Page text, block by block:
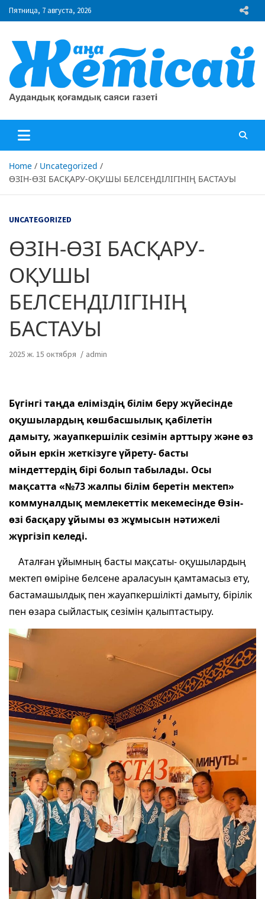
Skip
to
Пятница, 7 августа, 2026
"Жаңа Жетісай" газеті
Home
Uncategorized
ӨЗІН-ӨЗІ БАСҚАРУ-ОҚУШЫ БЕЛСЕНДІЛІГІНІҢ БАСТАУЫ
UNCATEGORIZED
ӨЗІН-ӨЗІ БАСҚАРУ-
ОҚУШЫ
БЕЛСЕНДІЛІГІНІҢ
БАСТАУЫ
2025 ж. 15 октября admin
Бүгінгі таңда еліміздің білім беру жүйесінде
оқушылардың көшбасшылық қабілетін
дамыту, жауапкершілік сезімін арттыру және өз
ойын еркін жеткізуге үйрету- басты
міндеттердің бірі болып табылады. Осы
мақсатта «№73 жалпы білім беретін мектеп»
коммуналдық мемлекеттік мекемесінде Өзін-
өзі басқару ұйымы өз жұмысын нәтижелі
жүргізіп келеді.
Аталған ұйымның басты мақсаты- оқушылардың
мектеп өміріне белсене араласуын қамтамасыз ету,
бастамашылдық пен жауапкершілікті дамыту, бірілік
пен өзара сыйластық сезімін қалыптастыру.